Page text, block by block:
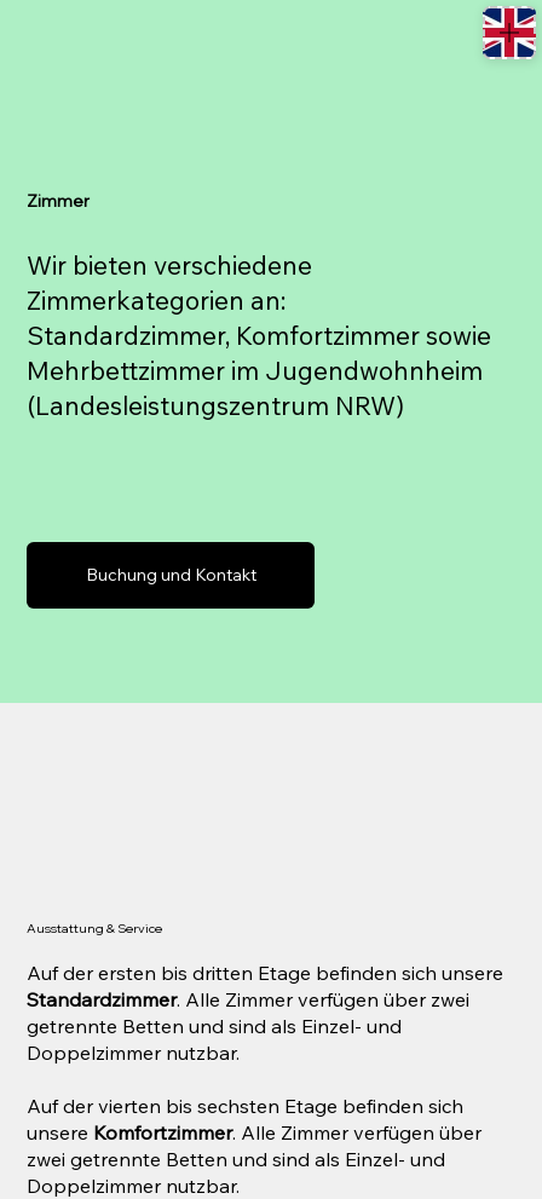
Zimmer
Wir bieten verschiedene
Zimmerkategorien an:
Standardzimmer, Komfortzimmer sowie
Mehrbettzimmer im Jugendwohnheim
(Landesleistungszentrum NRW)
Buchung und Kontakt
Ausstattung & Service
Auf der ersten bis dritten Etage befinden sich unsere
Standardzimmer. Alle Zimmer verfügen über zwei
getrennte Betten und sind als Einzel- und
Doppelzimmer nutzbar.
Auf der vierten bis sechsten Etage befinden sich
unsere Komfortzimmer. Alle Zimmer verfügen über
zwei getrennte Betten und sind als Einzel- und
Doppelzimmer nutzbar.